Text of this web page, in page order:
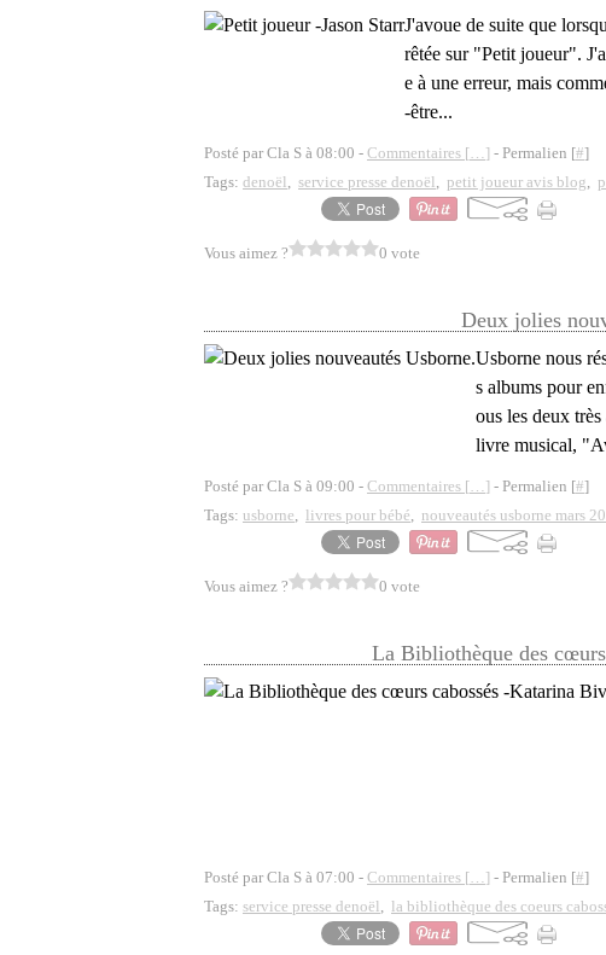
J'avoue de suite que
rêtée sur "Petit joueur".
e à une erreur, mais
-être...
Posté par Cla S à 08:00 - Commentaires […] - Permalien [#]
Tags: denoël, service presse denoël, petit joueur avis blog,
Vous aimez ? 0 vote
Deux jolies
Usborne nous
s albums pour
ous les deux
livre musical,
Posté par Cla S à 09:00 - Commentaires […] - Permalien [#]
Tags: usborne, livres pour bébé, nouveautés usborne mars
Vous aimez ? 0 vote
La Bibliothèque des
Posté par Cla S à 07:00 - Commentaires […] - Permalien [#]
Tags: service presse denoël, la bibliothèque des coeurs